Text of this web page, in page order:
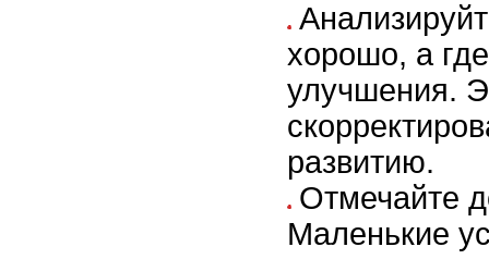
хорошо, а
улучшения.
развитию.
Отмечайте
Маленькие